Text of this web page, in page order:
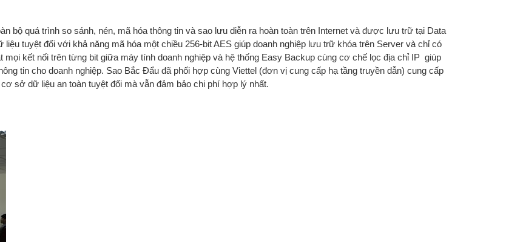
bộ quá trình so sánh, nén, mã hóa thông tin và sao lưu diễn ra hoàn toàn trên Internet và được lưu trữ tại Data
tuyệt đối với khả năng mã hóa một chiều 256-bit AES giúp doanh nghiệp lưu trữ khóa trên Server và chỉ có
kết nối trên từng bit giữa máy tính doanh nghiệp và hệ thống Easy Backup cùng cơ chế lọc địa chỉ IP giúp
tin cho doanh nghiệp. Sao Bắc Đẩu đã phối hợp cùng Viettel (đơn vị cung cấp hạ tầng truyền dẫn) cung cấp
sở dữ liệu an toàn tuyệt đối mà vẫn đảm bảo chi phí hợp lý nhất.